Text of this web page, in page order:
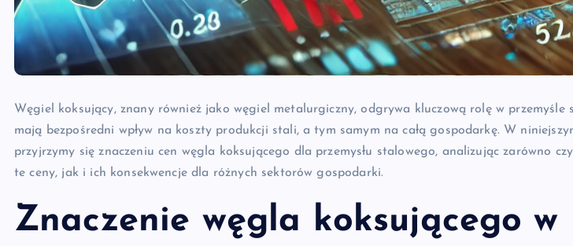
Węgiel koksujący, znany również jako węgiel metalurgiczny, odgrywa kluczową rolę w przemyśle
mają bezpośredni wpływ na koszty produkcji stali, a tym samym na całą gospodarkę. W
przyjrzymy się znaczeniu cen węgla koksującego dla przemysłu stalowego, analizując zarówno
te ceny, jak i ich konsekwencje dla różnych sektorów gospodarki.
Znaczenie węgla koksującego w